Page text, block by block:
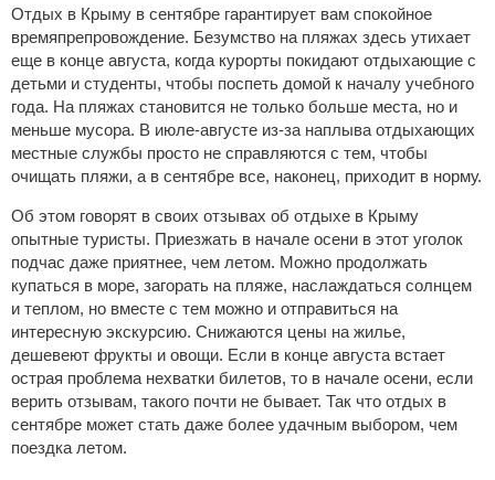
Отдых в Крыму в сентябре гарантирует вам спокойное
времяпрепровождение. Безумство на пляжах здесь утихает
еще в конце августа, когда курорты покидают отдыхающие с
детьми и студенты, чтобы поспеть домой к началу учебного
года. На пляжах становится не только больше места, но и
меньше мусора. В июле-августе из-за наплыва отдыхающих
местные службы просто не справляются с тем, чтобы
очищать пляжи, а в сентябре все, наконец, приходит в норму.
Об этом говорят в своих отзывах об отдыхе в Крыму
опытные туристы. Приезжать в начале осени в этот уголок
подчас даже приятнее, чем летом. Можно продолжать
купаться в море, загорать на пляже, наслаждаться солнцем
и теплом, но вместе с тем можно и отправиться на
интересную экскурсию. Снижаются цены на жилье,
дешевеют фрукты и овощи. Если в конце августа встает
острая проблема нехватки билетов, то в начале осени, если
верить отзывам, такого почти не бывает. Так что отдых в
сентябре может стать даже более удачным выбором, чем
поездка летом.